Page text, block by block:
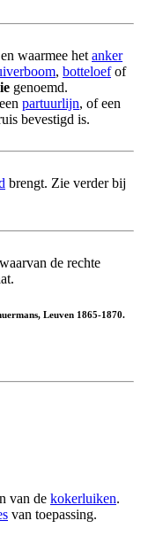
waarmee het anker
, botteloefof
genoemd.
partuurlijn, of een
bevestigd is.
brengt. Zie verder bij
de rechte
Leuven 1865-1870.
van de kokerluiken.
van toepassing.